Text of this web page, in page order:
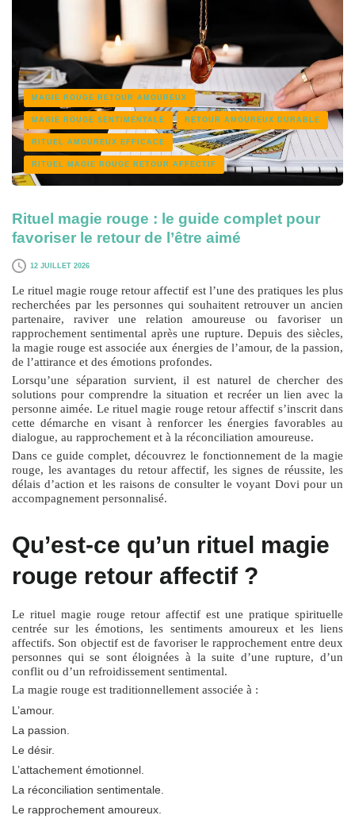
MAGIE ROUGE RETOUR AMOUREUX
MAGIE ROUGE SENTIMENTALE RETOUR AMOUREUX DURABLE
RITUEL AMOUREUX EFFICACE
RITUEL MAGIE ROUGE RETOUR AFFECTIF
Rituel magie rouge : le guide complet pour
favoriser le retour de l’être aimé
12 JUILLET 2026
Lerituel magie rouge retour affectif est l’une des pratiques les plus
recherchées par les personnes qui souhaitent retrouver un ancien
partenaire, raviver une relation amoureuse ou favoriser un
rapprochement sentimental après une rupture. Depuis des siècles,
la magie rouge est associée aux énergies de l’amour, de la passion,
de l’attirance et des émotions profondes.
Lorsqu’une séparation survient, il est naturel de chercher des
solutions pour comprendre la situation et recréer un lien avec la
personne aimée. Le rituel magie rouge retour affectif s’inscrit dans
cette démarche en visant à renforcer les énergies favorables au
dialogue, au rapprochement et à la réconciliation amoureuse.
Dans ce guide complet, découvrez le fonctionnement de la magie
rouge, les avantages du retour affectif, les signes de réussite, les
délais d’action et les raisons de consulter le voyant Dovi pour un
accompagnement personnalisé.
Qu’est-ce qu’un rituel magie
rouge retour affectif ?
Le rituel magie rouge retour affectif est une pratique spirituelle
centrée sur les émotions, les sentiments amoureux et les liens
affectifs. Son objectif est de favoriser le rapprochement entre deux
personnes qui se sont éloignées à la suite d’une rupture, d’un
conflit ou d’un refroidissement sentimental.
La magie rouge est traditionnellement associée à :
L’amour.
La passion.
Le désir.
L’attachement émotionnel.
La réconciliation sentimentale.
Le rapprochement amoureux.